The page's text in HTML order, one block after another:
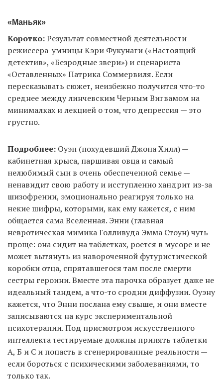
«Маньяк»
Коротко:Результат совместной деятельности
режиссера-умницы Кэри Фукунаги («Настоящий
детектив», «Безродные звери») и сценариста
«Оставленных» Патрика Соммервиля. Если
пересказывать сюжет, неизбежно получится что-то
среднее между линчевским Черным Вигвамом на
минималках и лекцией о том, что депрессия — это
грустно.
Подробнее: Оуэн (похудевший Джона Хилл) —
кабинетная крыса, паршивая овца и самый
нелюбимый сын в очень обеспеченной семье —
ненавидит свою работу и исступленно хандрит из-за
шизофрении, эмоционально реагируя только на
некие шифры, которыми, как ему кажется, с ним
общается сама Вселенная. Энни (главная
невротическая мимика Голливуда Эмма Стоун) чуть
проще: она сидит на таблетках, роется в мусоре и не
может вытянуть из навороченной футуристической
коробки отца, спрятавшегося там после смерти
сестры героини. Вместе эта парочка образует даже не
идеальный тандем, а что-то сродни диффузии. Оуэну
кажется, что Энни послана ему свыше, и они вместе
записываются на курс экспериментальной
психотерапии. Под присмотром искусственного
интеллекта тестируемые должны принять таблетки
А, Б и С и попасть в сгенерированные реальности —
если бороться с психическими заболеваниями, то
только так.